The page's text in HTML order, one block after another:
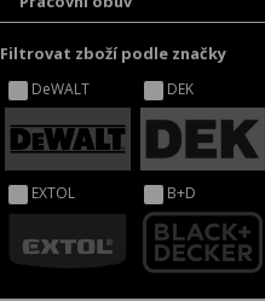
Filtrovat zboží podle značky
DeWALT DEK
EXTOL B+D